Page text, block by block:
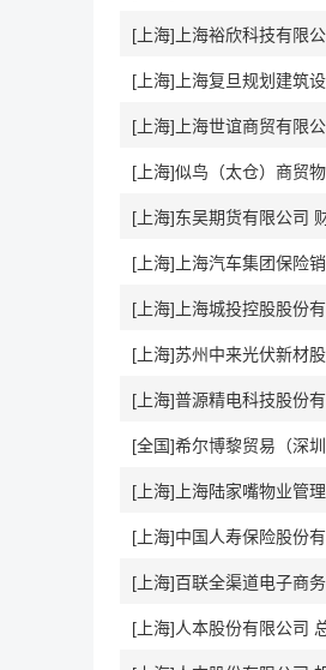
[上海]上海裕欣科技有限
[上海]上海复旦规划建筑
[上海]上海世谊商贸有限
[上海]似鸟（太仓）商贸
[上海]东吴期货有限公司
[上海]上海汽车集团保险
[上海]上海城投控股股份
[上海]苏州中来光伏新材
[上海]普源精电科技股份
[全国]希尔博黎贸易（深
[上海]上海陆家嘴物业管
[上海]中国人寿保险股份
[上海]百联全渠道电子商
[上海]人本股份有限公司